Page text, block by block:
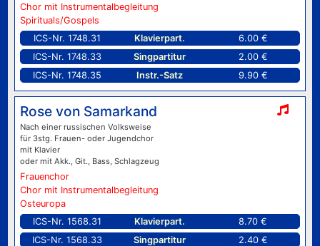
Chor mit Instrumentalbegleitung
Spirituals/Gospels
ICS-Nr. 1748.31
Klavierpart.
6.00 €
ICS-Nr. 1748.33
Singpartitur
2.00 €
ICS-Nr. 1748.35
Instr.-Satz 9.90 €
Rose von Samarkand
Nach einer russischen Volksweise
für 3stg. Frauen- oder Jugendchor
mit Klavier
oder mit Akk., Git., Bass, Schlagzeug
Frauenchor
Chor mit Instrumentalbegleitung
Osteuropa
ICS-Nr. 1568.31
Klavierpart.
8.70 €
ICS-Nr. 1568.33
Singpartitur
2.40 €